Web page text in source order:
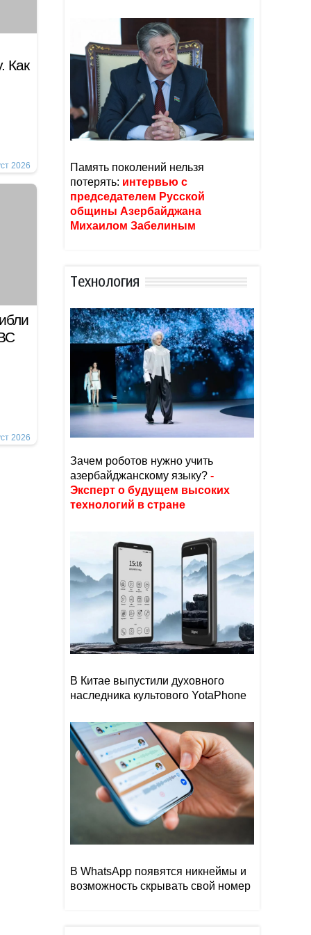
Как
2026
2026
Память поколений нельзя
потерять: интервью с
председателем Русской
общины Азербайджана
Михаилом Забелиным
Тexнoлoгия
Зачем роботов нужно учить
азербайджанскому языку? -
Эксперт о будущем высоких
технологий в стране
В Китае выпустили духовного
наследника культового YotaPhone
В WhatsApp появятся никнеймы и
возможность скрывать свой номер